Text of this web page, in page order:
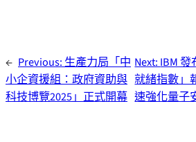
← Previous:生產力局「中
小企資援組：政府資助與
科技博覽2025」正式開幕
Next: IBM
就緒指數」
速強化量子